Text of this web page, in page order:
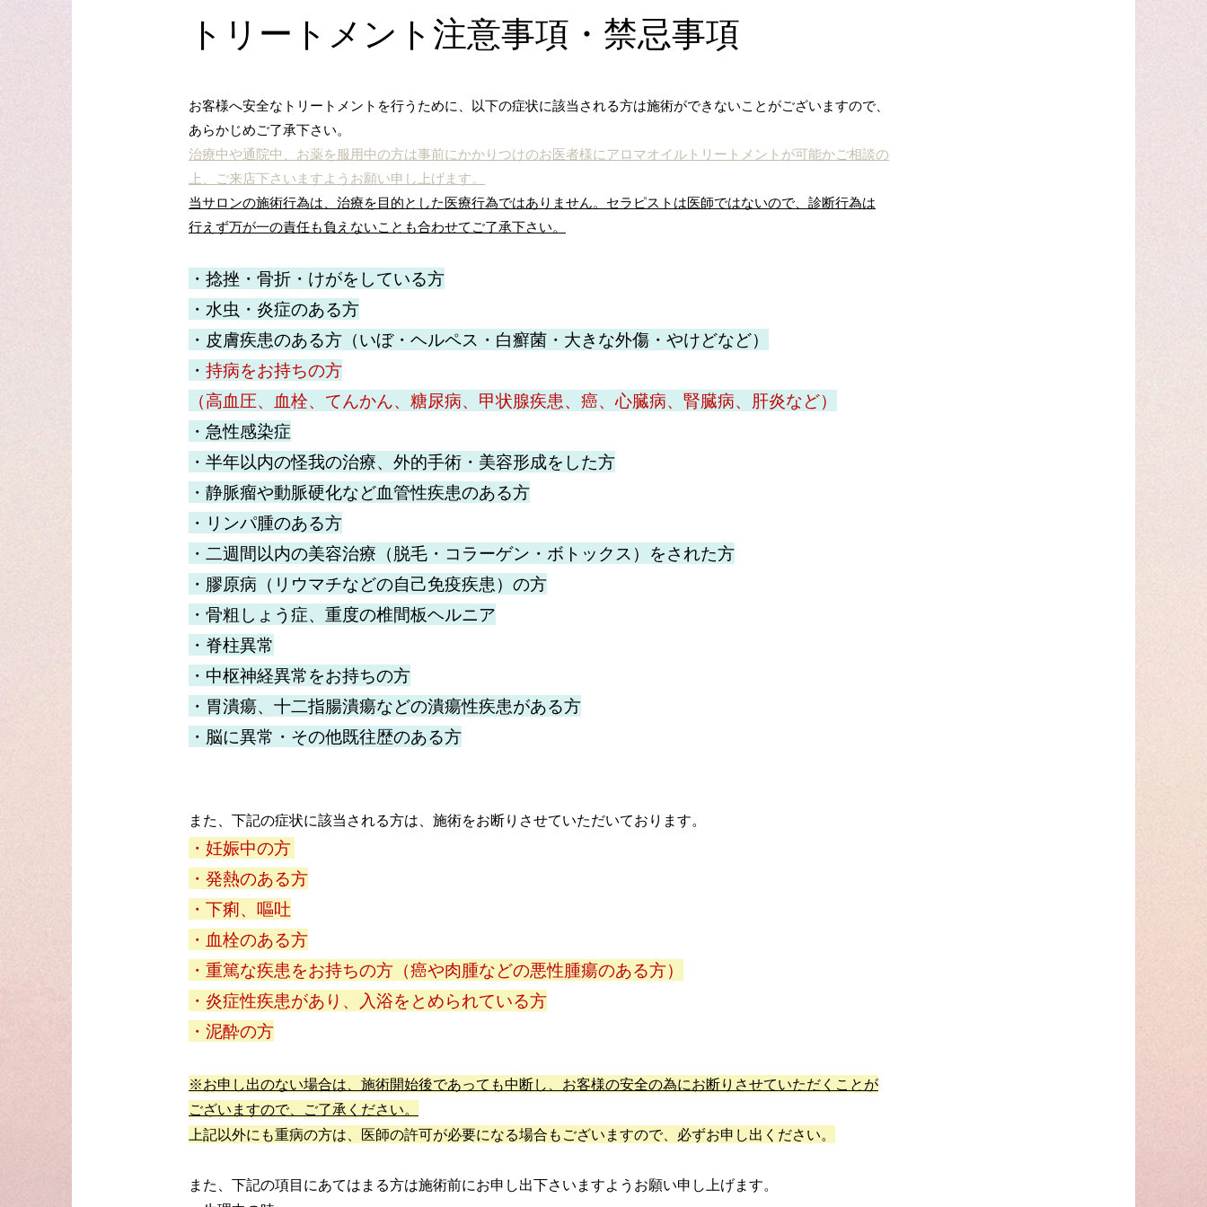
トリートメント注意事項・禁忌事項
お客様へ安全なトリートメントを行うために、以下の症状に該当される方は施術ができないことがございますので、
あらかじめご了承下さい。
治療中や通院中、お薬を服用中の方は事前にかかりつけのお医者様にアロマオイルトリートメントが可能かご相談の
上、ご来店下さいますようお願い申し上げます。
当サロンの施術行為は、治療を目的とした医療行為ではありません。セラピストは医師ではないので、診断行為は
行えず万が一の責任も負えないことも合わせてご了承下さい。
・捻挫・骨折・けがをしている方
・ 水虫・炎症のある方
・皮膚疾患のある方（いぼ・ヘルペス・白癬菌・大きな外傷・やけどなど）
・ 持病をお持ちの方
（高血圧、血栓、てんかん、糖尿病、甲状腺疾患、癌、心臓病、腎臓病、肝炎など）
・急性感染症
・半年以内の怪我の治療、外的手術・美容形成をした方
・静脈瘤や動脈硬化など血管性疾患のある方
・リンパ腫のある方
・二週間以内の美容治療（脱毛・コラーゲン・ボトックス）をされた方
・膠原病（リウマチなどの自己免疫疾患）の方
・骨粗しょう症、 重度の椎間板ヘルニア
・脊柱異常
・中枢神経異常をお持ちの方
・胃潰瘍、十二指腸潰瘍などの潰瘍性疾患がある方
・脳に異常・その他既往歴のある方
また、下記の症状に該当される方は、施術をお断りさせていただいております。
・妊娠中の方
・発熱のある方
・下痢、嘔吐
・血栓のある方
・重篤な疾患をお持ちの方（癌や肉腫などの悪性腫瘍のある方）
・炎症性疾患があり、入浴をとめられている方
・泥酔の方
※お申し出のない場合は、施術開始後であっても中断し、お客様の安全の為にお断りさせていただくことが
ございますので、ご了承ください。
上記以外にも重病の方は、医師の許可が必要になる場合もございますので、必ずお申し出ください。
また、下記の項目にあてはまる方は施術前にお申し出下さいますようお願い申し上げます。